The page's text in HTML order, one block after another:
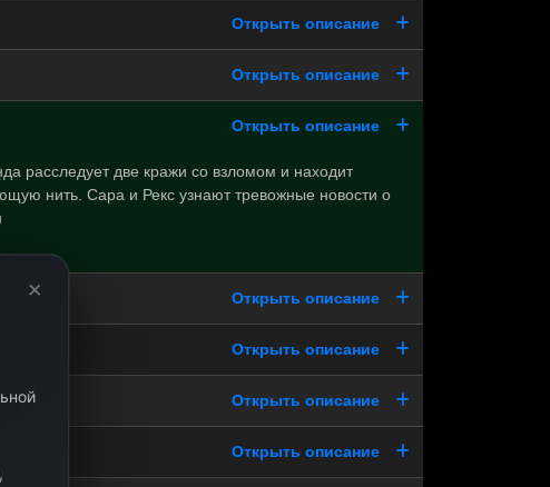
Открыть описание
Открыть описание
Открыть описание
расследует две кражи со взломом и находит
нить. Сара и Рекс узнают тревожные новости о
Открыть описание
Открыть описание
Открыть описание
Открыть описание
×